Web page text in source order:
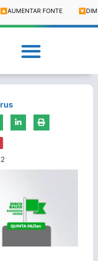
🔼 AUMENTAR FONTE 🔽